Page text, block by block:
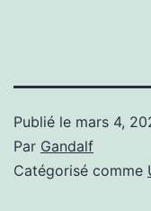
Publié le mars 4,
Par Gandalf
Catégorisé comme